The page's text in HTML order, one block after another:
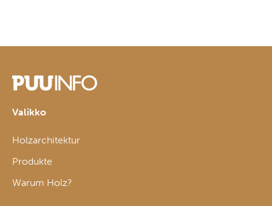
Valikko
Holzarchitektur
Produkte
Warum Holz?